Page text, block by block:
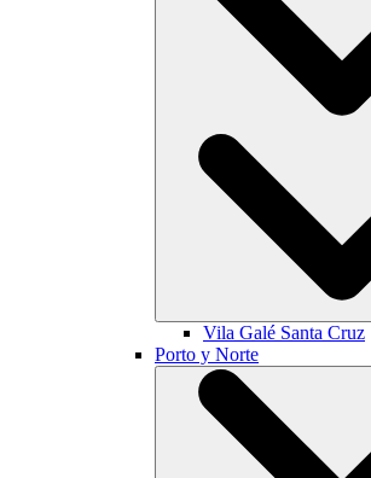
Vila Galé Santa Cruz
Porto y Norte